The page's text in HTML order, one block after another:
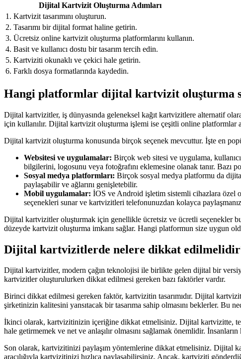
Dijital Kartvizit Oluşturma Adımları
1. Kartvizit tasarımını oluşturun.
2. Tasarımı bir dijital format haline getirin.
3. Ücretsiz online kartvizit oluşturma platformlarını kullanın.
4. Basit ve kullanıcı dostu bir tasarım tercih edin.
5. Kartviziti okunaklı ve çekici hale getirin.
6. Farklı dosya formatlarında kaydedin.
Hangi platformlar dijital kartvizit oluşturma
Dijital kartvizitler, iş dünyasında geleneksel kağıt kartvizitlere alternatif
için kullanılır. Dijital kartvizit oluşturma işlemi ise çeşitli online platformlar
Dijital kartvizit oluşturma konusunda birçok seçenek mevcuttur. İşte en
Websitesi ve uygulamalar: Birçok web sitesi ve uygulama,
bilgilerini, logosunu veya fotoğrafını eklemesine olanak tanır. Bazı
Sosyal medya platformları: Birçok sosyal medya platformu da
paylaşabilir ve ağlarını genişletebilir.
Mobil uygulamalar: İOS ve Android işletim sistemli cihazlara özel
seçenekleri sunar ve kartvizitleri telefonunuzdan kolayca
Dijital kartvizitler oluşturmak için genellikle ücretsiz ve ücretli seçenekler
düzeyde kartvizit oluşturma imkanı sağlar. Hangi platformun size uygun
Dijital kartvizitlerde nelere dikkat
Dijital kartvizitler, modern çağın teknolojisi ile birlikte gelen dijital bir
kartvizitler oluşturulurken dikkat edilmesi gereken bazı faktörler vardır.
Birinci dikkat edilmesi gereken faktör, kartvizitin tasarımıdır. Dijital
şirketinizin kalitesini yansıtacak bir tasarıma sahip olmasını beklerler. Bu
İkinci olarak, kartvizitinizin içeriğine dikkat etmelisiniz. Dijital kartvizitte,
hale getirmemek ve net ve anlaşılır olmasını sağlamak önemlidir.
Son olarak, kartvizitinizi paylaşım yöntemlerine dikkat etmelisiniz. Dijital
aracılığıyla kartvizitinizi hızlıca paylaşabilirsiniz. Ancak, kartviziti